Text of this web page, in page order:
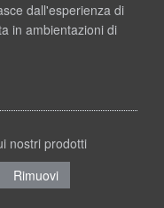
dall'esperienza di
in ambientazioni di
nostri prodotti
Rimuovi